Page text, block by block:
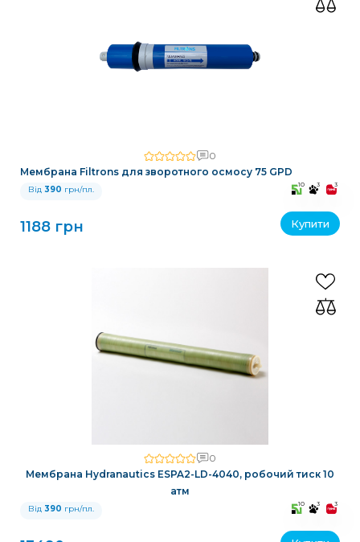
0
Мембрана Filtrons для зворотного осмосу 75 GPD
Від 390 грн/пл. 10 3 3
1188 грн Купити
0
Мембрана Hydranautics ESPA2-LD-4040, робочий тиск 10
атм
Від 390 грн/пл. 10 3 3